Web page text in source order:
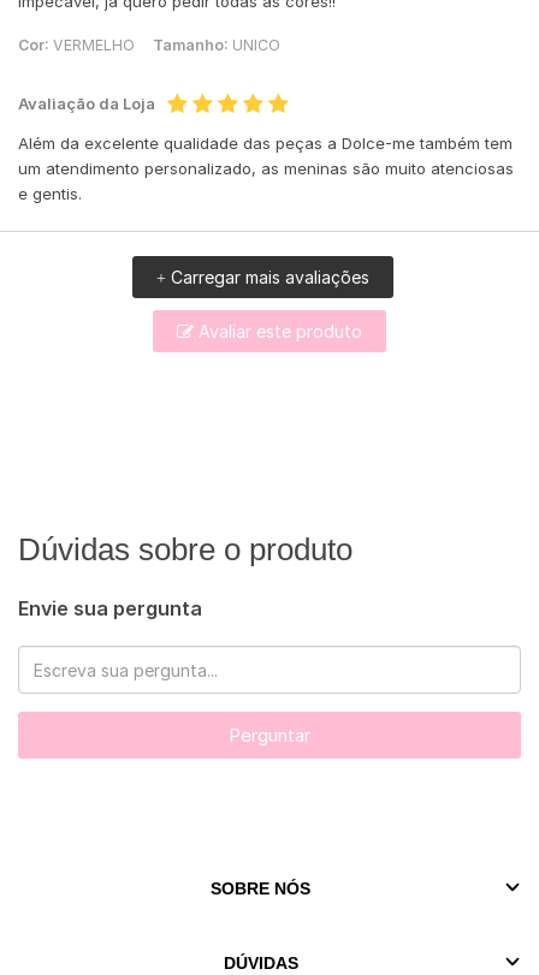
Cor: VERMELHO Tamanho: UNICO
Avaliação da Loja
Além da excelente qualidade das peças a Dolce-me também tem
um atendimento personalizado, as meninas são muito atenciosas
e gentis.
+Carregar mais avaliações
Avaliar este produto
Dúvidas sobre o produto
Envie sua pergunta
Perguntar
SOBRE NÓS
DÚVIDAS